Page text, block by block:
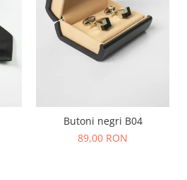
Butoni negri B04
89,00 RON